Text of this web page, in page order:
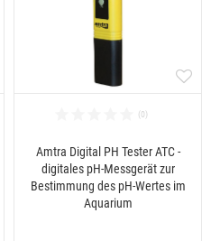
Amtra Digital PH Tester ATC -
digitales pH-Messgerät zur
Bestimmung des pH-Wertes im
Aquarium